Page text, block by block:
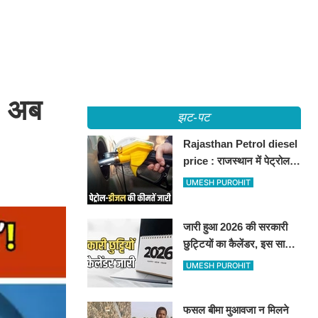
अब
झट-पट
Rajasthan Petrol diesel
price : राजस्थान में पेट्रोल-
डीजल की कीमतें जारी, जानिए
UMESH PUROHIT
जारी हुआ 2026 की सरकारी
छुट्टियों का कैलेंडर, इस साल
कई बार मिलेगा लगातार
UMESH PUROHIT
फसल बीमा मुआवजा न मिलने